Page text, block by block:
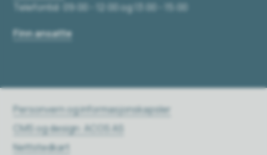
Telefontid: 09:00 - 12:00 og 13:00 - 15:00
Finn ansatte
Personvern og informasjonskapsler
CMS og design: ACOS AS
Nettstedkart